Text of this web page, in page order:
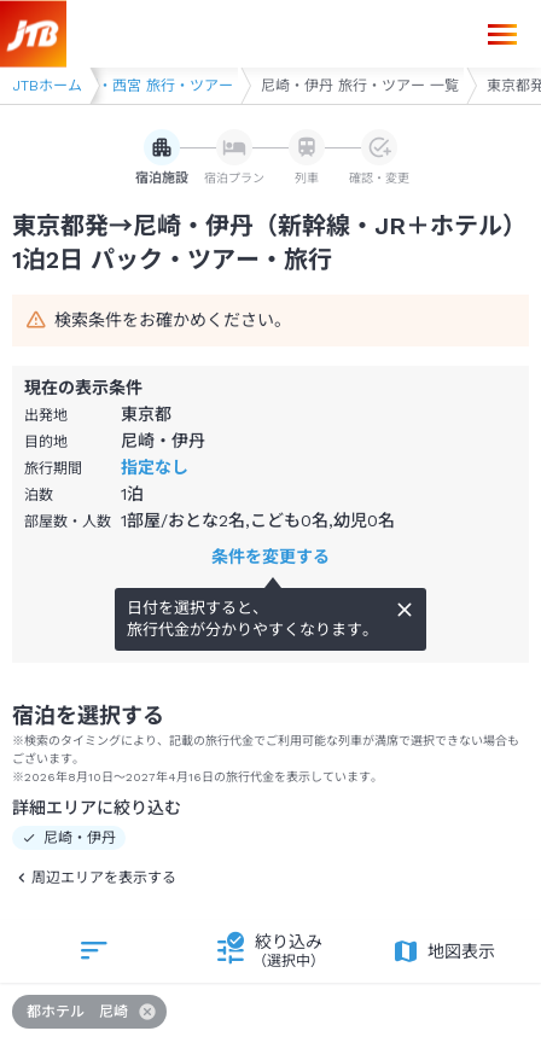
JTBホーム
アー 宝塚・西宮 旅行・ツアー 尼崎・伊丹 旅行・ツアー 一覧 東京都
宿泊施設 宿泊プラン 列車 確認・変更
東京都発→尼崎・伊丹（新幹線・JR＋ホテル）
1泊2日 パック・ツアー・旅行
検索条件をお確かめください。
現在の表示条件
出発地 東京都
目的地 尼崎・伊丹
旅行期間 指定なし
泊数 1泊
部屋数・人数 1部屋/おとな2名,こども0名,幼児0名
条件を変更する
日付を選択すると、
旅行代金が分かりやすくなります。
宿泊を選択する
※検索のタイミングにより、記載の旅行代金でご利用可能な列車が満席で選択できない場合も
ございます。
※2026年8月10日～2027年4月16日の旅行代金を表示しています。
詳細エリアに絞り込む
尼崎・伊丹
周辺エリアを表示する
絞り込み
（選択中）
地図表示
都ホテル 尼崎